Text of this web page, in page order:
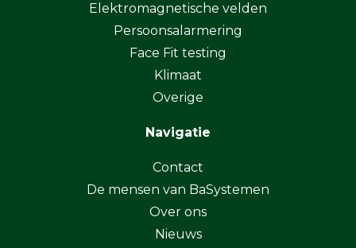
Elektromagnetische velden
Persoonsalarmering
Face Fit testing
Klimaat
Overige
Navigatie
Contact
De mensen van BaSystemen
Over ons
Nieuws